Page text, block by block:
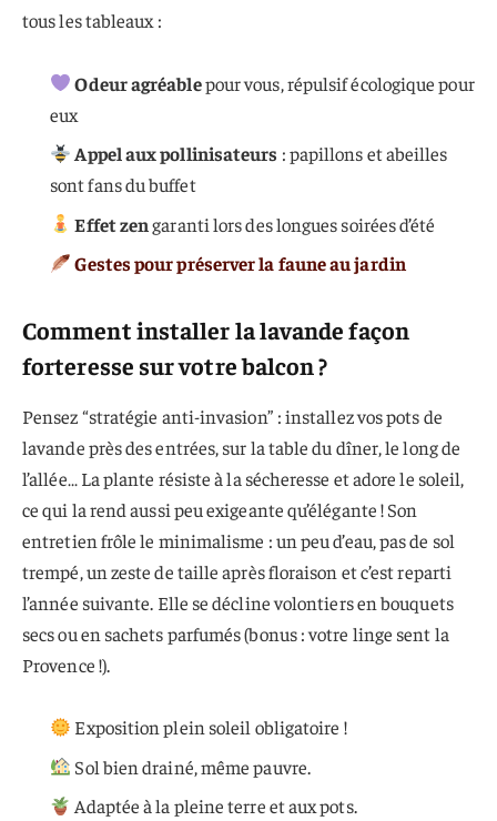
tous les tableaux :
Odeur agréablepour vous, répulsif écologique pour
eux
Appel aux pollinisateurs : papillons et abeilles
sont fans du buffet
Effet zengaranti lors des longues soirées d’été
Gestes pour préserver la faune au jardin
Comment installer la lavande façon
forteresse sur votre balcon ?
Pensez “stratégie anti-invasion” : installez vos pots de
lavande près des entrées, sur la table du dîner, le long de
l’allée… La plante résiste à la sécheresse et adore le soleil,
ce qui la rend aussi peu exigeante qu’élégante ! Son
entretien frôle le minimalisme : un peu d’eau, pas de sol
trempé, un zeste de taille après floraison et c’est reparti
l’année suivante. Elle se décline volontiers en bouquets
secs ou en sachets parfumés (bonus : votre linge sent la
Provence !).
Exposition plein soleil obligatoire !
Sol bien drainé, même pauvre.
Adaptée à la pleine terre et aux pots.